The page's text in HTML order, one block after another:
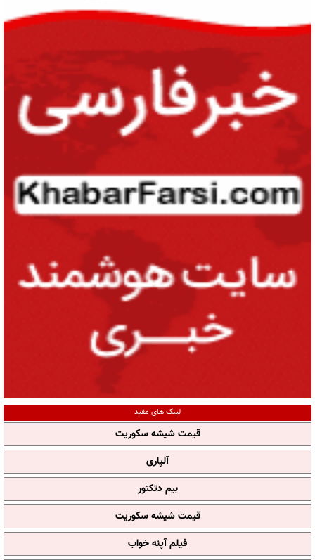
لینک های مفید
قیمت شیشه سکوریت
آلپاری
بیم دتکتور
قیمت شیشه سکوریت
فیلم آپنه خواب